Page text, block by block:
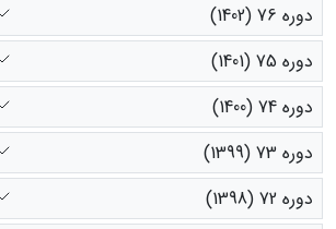
دوره 76 (1402)
دوره 75 (1401)
دوره 74 (1400)
دوره 73 (1399)
دوره 72 (1398)